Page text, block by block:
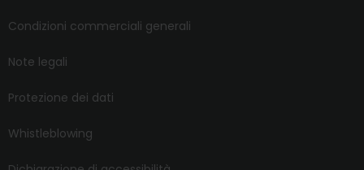
Condizioni commerciali generali
Note legali
Protezione dei dati
Whistleblowing